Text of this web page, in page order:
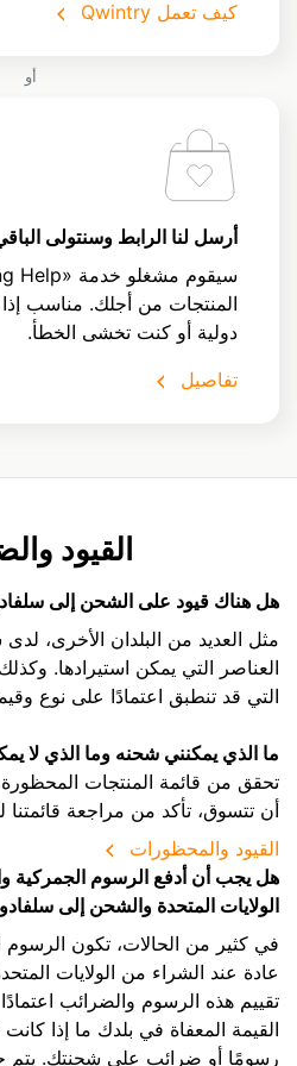
كيف تعمل Qwintry
أو
أرسل لنا الرابط وسنتولى
المنتجات من أجلك. مناسب
دولية أو كنت تخشى الخطأ.
تفاصيل
القيود
هل هناك قيود على الشحن إلى
مثل العديد من البلدان الأخرى،
العناصر التي يمكن استيرادها.
التي قد تنطبق اعتمادًا على نوع
ما الذي يمكنني شحنه وما الذي لا
تحقق من قائمة المنتجات المحظورة
أن تتسوق، تأكد من مراجعة قائمتنا
القيود والمحظورات
هل يجب أن أدفع الرسوم الجمركية
الولايات المتحدة والشحن إلى
في كثير من الحالات، تكون
عادة عند الشراء من الولايات
تقييم هذه الرسوم والضرائب
القيمة المعفاة في بلدك ما إذا
رسومًا أو ضرائب على شحنتك. يتم